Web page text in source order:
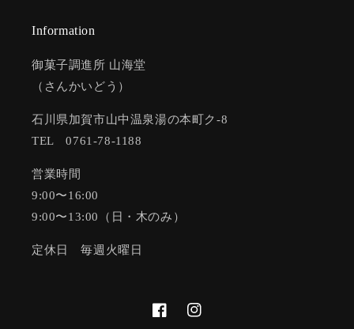
Information
御菓子調進所 山海堂
（さんかいどう）
石川県加賀市山中温泉湯の本町ク-8
TEL 0761-78-1188
営業時間
9:00〜16:00
9:00〜13:00（日・木のみ）
定休日 毎週火曜日
FacebookInstagram